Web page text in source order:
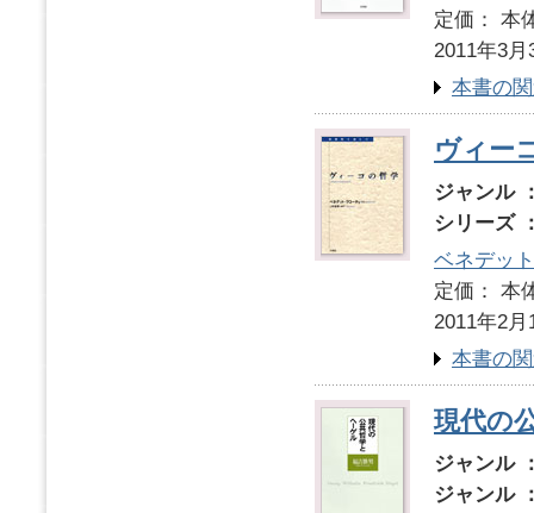
定価：
2011年3月
本書の
ヴィー
ジャンル
シリーズ
ベネデッ
定価：
2011年2月
本書の
現代の
ジャンル
ジャンル